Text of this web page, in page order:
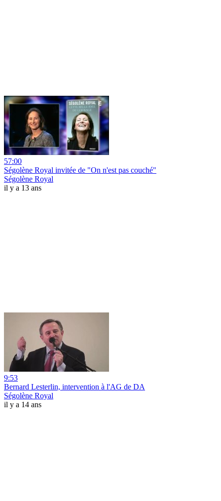
57:00
Ségolène Royal invitée de "On n'est pas couché"
Ségolène Royal
il y a 13 ans
9:53
Bernard Lesterlin, intervention à l'AG de DA
Ségolène Royal
il y a 14 ans